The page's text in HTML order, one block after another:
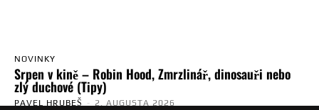
NOVINKY
Srpen v kině – Robin Hood, Zmrzlinář, dinosauři nebo
zlý duchové (Tipy)
PAVEL HRUBEŠ - 2. AUGUSTA 2026